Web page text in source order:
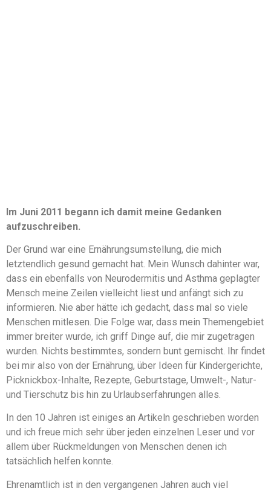
Im Juni 2011 begann ich damit meine Gedanken
aufzuschreiben.
Der Grund war eine Ernährungsumstellung, die mich
letztendlich gesund gemacht hat. Mein Wunsch dahinter war,
dass ein ebenfalls von Neurodermitis und Asthma geplagter
Mensch meine Zeilen vielleicht liest und anfängt sich zu
informieren. Nie aber hätte ich gedacht, dass mal so viele
Menschen mitlesen. Die Folge war, dass mein Themengebiet
immer breiter wurde, ich griff Dinge auf, die mir zugetragen
wurden. Nichts bestimmtes, sondern bunt gemischt. Ihr findet
bei mir also von der Ernährung, über Ideen für Kindergerichte,
Picknickbox-Inhalte, Rezepte, Geburtstage, Umwelt-, Natur-
und Tierschutz bis hin zu Urlaubserfahrungen alles.
In den 10 Jahren ist einiges an Artikeln geschrieben worden
und ich freue mich sehr über jeden einzelnen Leser und vor
allem über Rückmeldungen von Menschen denen ich
tatsächlich helfen konnte.
Ehrenamtlich ist in den vergangenen Jahren auch viel